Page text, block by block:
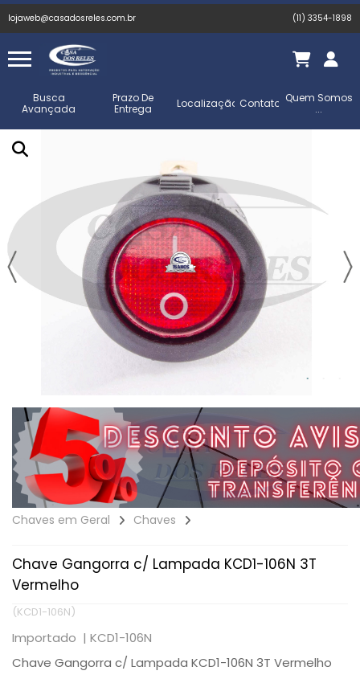
lojaweb@casadosreles.com.br (11) 3354-1898
Busca
Avançada
Prazo De
Entrega
Localização Contato Quem Somos
...
Chaves em Geral Chaves
Chave Gangorra c/ Lampada KCD1-106N 3T
Vermelho
(KCD1-106N)
Importado | KCD1-106N
Chave Gangorra c/ Lampada KCD1-106N 3T Vermelho